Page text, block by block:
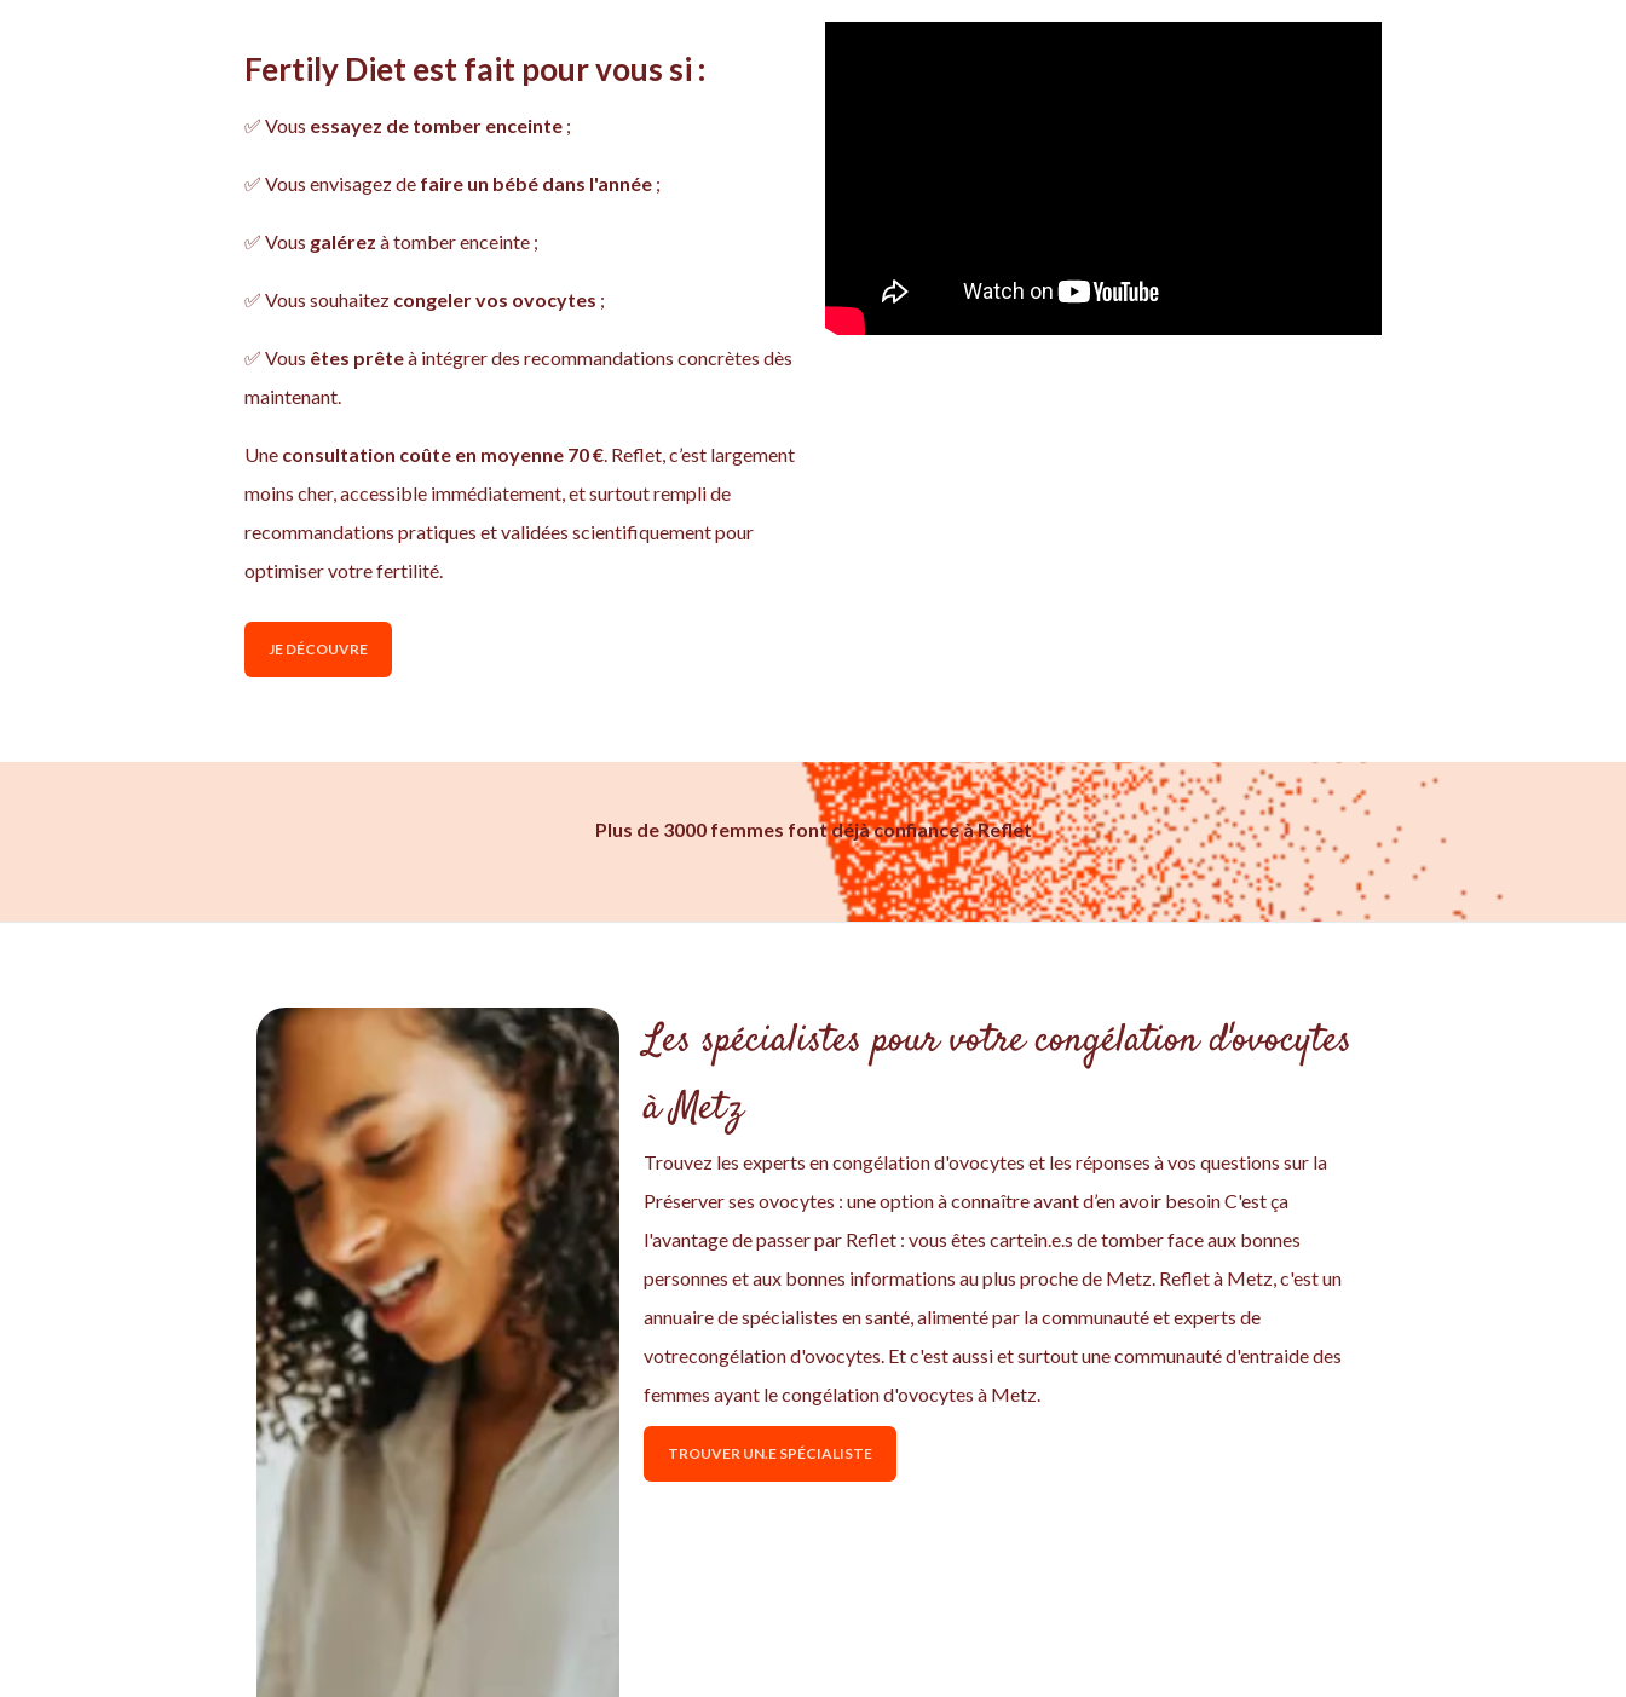
Fertily Diet est fait pour vous si :
✅ Vous essayez de tomber enceinte ;
✅ Vous envisagez de faire un bébé dans l'année ;
✅ Vous galérez à tomber enceinte ;
✅ Vous souhaitez congeler vos ovocytes ;
✅ Vous êtes prêteà intégrer des recommandations concrètes dès
maintenant.
Une consultation coûte en moyenne 70 €. Reflet, c’est largement
moins cher, accessible immédiatement, et surtout rempli de
recommandations pratiques et validées scientifiquement pour
optimiser votre fertilité.
JE DÉCOUVRE
Plus de 3000 femmes font déjà confiance à Reflet
Les spécialistes pour votre congélation d'ovocytes
à Metz
Trouvez les experts en congélation d'ovocytes et les réponses à vos questions sur la
Préserver ses ovocytes : une option à connaître avant d’en avoir besoin C'est ça
l'avantage de passer par Reflet : vous êtes cartein.e.s de tomber face aux bonnes
personnes et aux bonnes informations au plus proche de Metz. Reflet à Metz, c'est un
annuaire de spécialistes en santé, alimenté par la communauté et experts de
votrecongélation d'ovocytes. Et c'est aussi et surtout une communauté d'entraide des
femmes ayant le congélation d'ovocytes à Metz.
TROUVER UN.E SPÉCIALISTE